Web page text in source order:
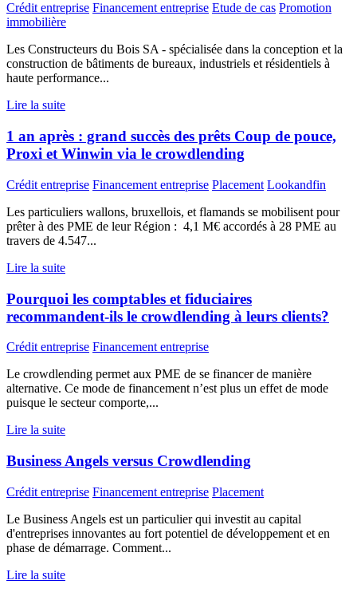
Crédit entreprise Financement entreprise Etude de cas Promotion
immobilière
Les Constructeurs du Bois SA - spécialisée dans la conception et la
construction de bâtiments de bureaux, industriels et résidentiels à
haute performance...
Lire la suite
1 an après : grand succès des prêts Coup de pouce,
Proxi et Winwin via le crowdlending
Crédit entreprise Financement entreprise Placement Lookandfin
Les particuliers wallons, bruxellois, et flamands se mobilisent pour
prêter à des PME de leur Région : 4,1 M€ accordés à 28 PME au
travers de 4.547...
Lire la suite
Pourquoi les comptables et fiduciaires
recommandent-ils le crowdlending à leurs clients?
Crédit entreprise Financement entreprise
Le crowdlending permet aux PME de se financer de manière
alternative. Ce mode de financement n’est plus un effet de mode
puisque le secteur comporte,...
Lire la suite
Business Angels versus Crowdlending
Crédit entreprise Financement entreprise Placement
Le Business Angels est un particulier qui investit au capital
d'entreprises innovantes au fort potentiel de développement et en
phase de démarrage. Comment...
Lire la suite